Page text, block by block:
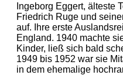
Ingeborg Eggert, älteste
Friedrich Ruge und
auf. Ihre erste
England. 1940 machte
Kinder, ließ sich bald
1949 bis 1952 war sie
in dem ehemalige